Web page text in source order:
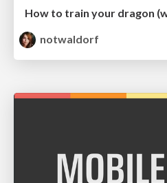
How to train your dragon
notwaldorf